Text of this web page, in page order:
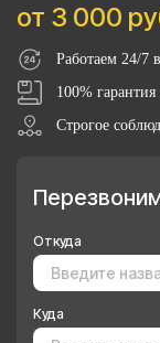
от 3 000
Работаем 24/7
100%
Строгое
Откуда
Куда